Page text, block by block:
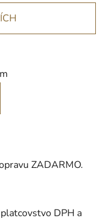
ZADARMO.
DPH a